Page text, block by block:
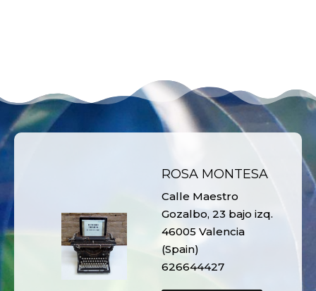
ROSA MONTESA
Calle Maestro
Gozalbo, 23 bajo izq.
46005 Valencia
(Spain)
626644427